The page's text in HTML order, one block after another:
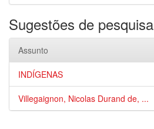
Sugestões de pesquisa
Assunto
INDÍGENAS
Villegaignon, Nicolas Durand de, ...